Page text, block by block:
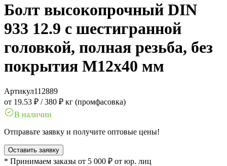
Болт высокопрочный DIN
933 12.9 с шестигранной
головкой, полная резьба, без
покрытия M12x40 мм
Артикул112889
от 19.53 ₽ /380 ₽ кг (промфасовка)
В наличии
Отправьте заявку и получите оптовые цены!
Оставить заявку
* Принимаем заказы от 5 000 ₽ от юр. лиц